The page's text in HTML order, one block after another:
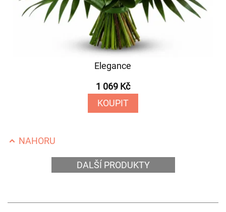
Elegance
1 069 Kč
KOUPIT
NAHORU
DALŠÍ PRODUKTY